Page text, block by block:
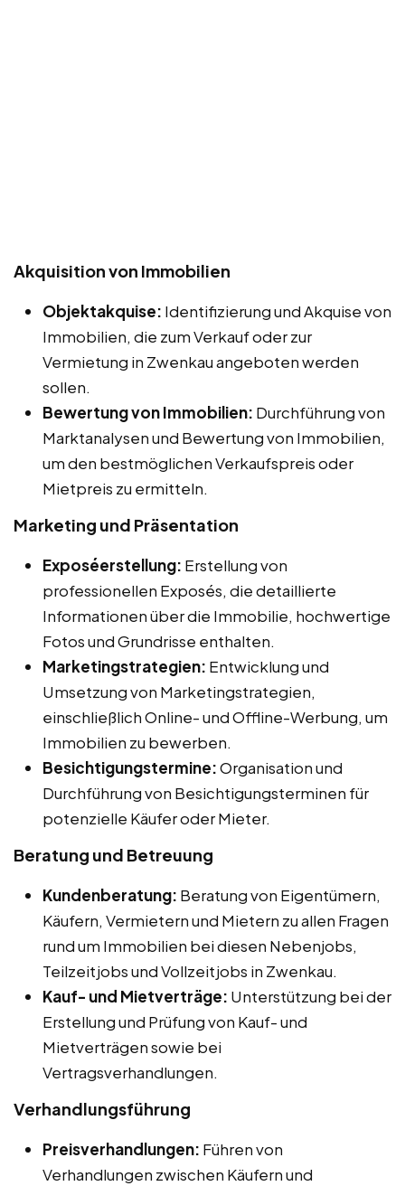
Akquisition von Immobilien
Objektakquise: Identifizierung und Akquise von
Immobilien, die zum Verkauf oder zur
Vermietung in Zwenkau angeboten werden
sollen.
Bewertung von Immobilien: Durchführung von
Marktanalysen und Bewertung von Immobilien,
um den bestmöglichen Verkaufspreis oder
Mietpreis zu ermitteln.
Marketing und Präsentation
Exposéerstellung: Erstellung von
professionellen Exposés, die detaillierte
Informationen über die Immobilie, hochwertige
Fotos und Grundrisse enthalten.
Marketingstrategien: Entwicklung und
Umsetzung von Marketingstrategien,
einschließlich Online- und Offline-Werbung, um
Immobilien zu bewerben.
Besichtigungstermine:Organisation und
Durchführung von Besichtigungsterminen für
potenzielle Käufer oder Mieter.
Beratung und Betreuung
Kundenberatung: Beratung von Eigentümern,
Käufern, Vermietern und Mietern zu allen Fragen
rund um Immobilien bei diesen Nebenjobs,
Teilzeitjobs und Vollzeitjobs in Zwenkau.
Kauf- und Mietverträge: Unterstützung bei der
Erstellung und Prüfung von Kauf- und
Mietverträgen sowie bei
Vertragsverhandlungen.
Verhandlungsführung
Preisverhandlungen: Führen von
Verhandlungen zwischen Käufern und